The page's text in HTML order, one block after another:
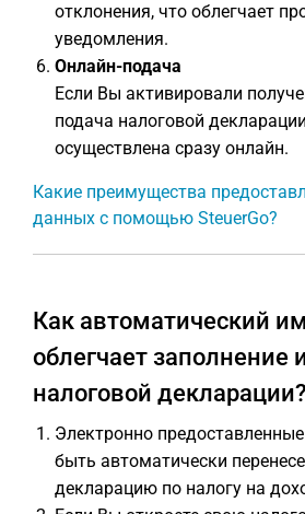
отклонения, что облегчает
уведомления.
Онлайн-подача
Если Вы активировали
подача налоговой
осуществлена сразу онлайн.
Какие преимущества
данных с помощью SteuerGo?
Как автоматический
облегчает заполнение
налоговой декларации?
Электронно
быть автоматически
декларацию по налогу на